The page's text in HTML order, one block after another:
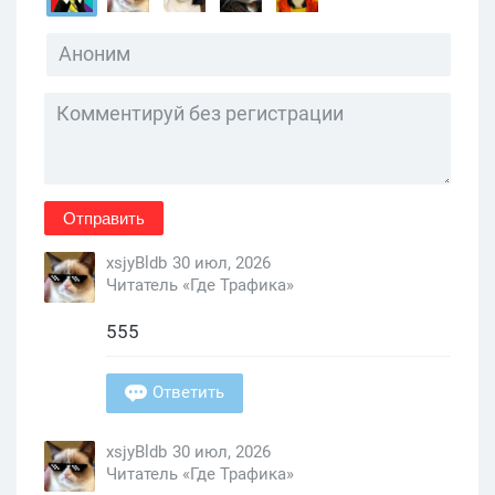
Отправить
xsjyBldb 30 июл, 2026
Читатель «Где Трафика»
555
Ответить
xsjyBldb 30 июл, 2026
Читатель «Где Трафика»